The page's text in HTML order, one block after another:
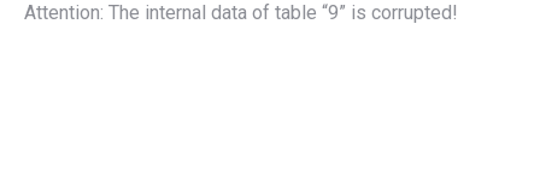
Attention: The internal data of table “9” is corrupted!